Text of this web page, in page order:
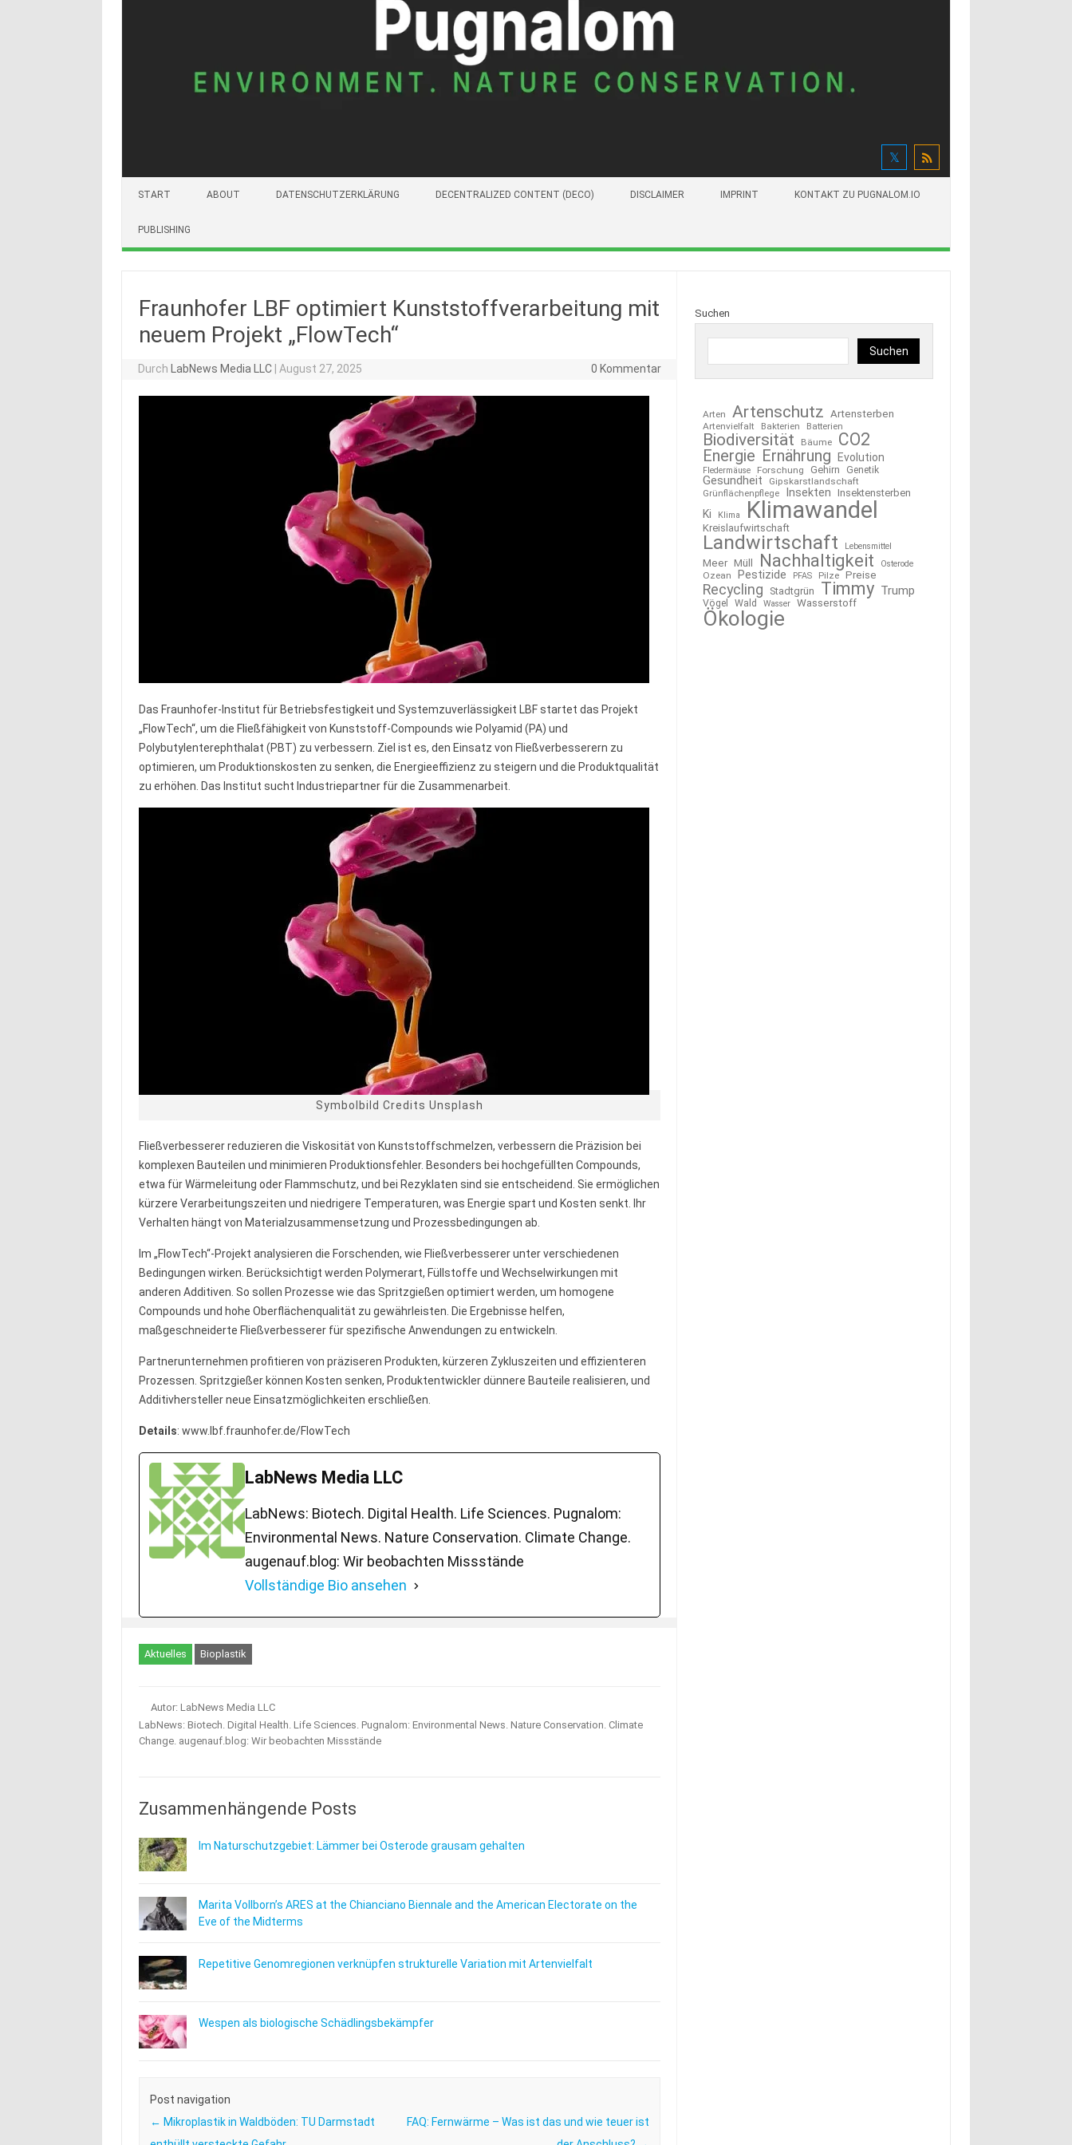
START ABOUT DATENSCHUTZERKLÄRUNG DECENTRALIZED CONTENT (DECO) DISCLAIMER IMPRINT KONTAKT ZU PUGNALOM.IO
PUBLISHING
Fraunhofer LBF optimiert Kunststoffverarbeitung mit
neuem Projekt „FlowTech“
Durch LabNews Media LLC August 27, 2025 0 Kommentar
Das Fraunhofer-Institut für Betriebsfestigkeit und Systemzuverlässigkeit LBF startet das Projekt
„FlowTech“, um die Fließfähigkeit von Kunststoff-Compounds wie Polyamid (PA) und
Polybutylenterephthalat (PBT) zu verbessern. Ziel ist es, den Einsatz von Fließverbesserern zu
optimieren, um Produktionskosten zu senken, die Energieeffizienz zu steigern und die Produktqualität
zu erhöhen. Das Institut sucht Industriepartner für die Zusammenarbeit.
Symbolbild Credits Unsplash
Fließverbesserer reduzieren die Viskosität von Kunststoffschmelzen, verbessern die Präzision bei
komplexen Bauteilen und minimieren Produktionsfehler. Besonders bei hochgefüllten Compounds,
etwa für Wärmeleitung oder Flammschutz, und bei Rezyklaten sind sie entscheidend. Sie ermöglichen
kürzere Verarbeitungszeiten und niedrigere Temperaturen, was Energie spart und Kosten senkt. Ihr
Verhalten hängt von Materialzusammensetzung und Prozessbedingungen ab.
Im „FlowTech“-Projekt analysieren die Forschenden, wie Fließverbesserer unter verschiedenen
Bedingungen wirken. Berücksichtigt werden Polymerart, Füllstoffe und Wechselwirkungen mit
anderen Additiven. So sollen Prozesse wie das Spritzgießen optimiert werden, um homogene
Compounds und hohe Oberflächenqualität zu gewährleisten. Die Ergebnisse helfen,
maßgeschneiderte Fließverbesserer für spezifische Anwendungen zu entwickeln.
Partnerunternehmen profitieren von präziseren Produkten, kürzeren Zykluszeiten und effizienteren
Prozessen. Spritzgießer können Kosten senken, Produktentwickler dünnere Bauteile realisieren, und
Additivhersteller neue Einsatzmöglichkeiten erschließen.
Details: www.lbf.fraunhofer.de/FlowTech
LabNews Media LLC
LabNews: Biotech. Digital Health. Life Sciences. Pugnalom:
Environmental News. Nature Conservation. Climate Change.
augenauf.blog: Wir beobachten Missstände
Vollständige Bio ansehen
Aktuelles Bioplastik
Autor: LabNews Media LLC
LabNews: Biotech. Digital Health. Life Sciences. Pugnalom: Environmental News. Nature Conservation. Climate
Change. augenauf.blog: Wir beobachten Missstände
Zusammenhängende Posts
Im Naturschutzgebiet: Lämmer bei Osterode grausam gehalten
Marita Vollborn’s ARES at the Chianciano Biennale and the American Electorate on the
Eve of the Midterms
Repetitive Genomregionen verknüpfen strukturelle Variation mit Artenvielfalt
Wespen als biologische Schädlingsbekämpfer
Post navigation
← Mikroplastik in Waldböden: TU Darmstadt
FAQ: Fernwärme – Was ist das und wie teuer ist
Suchen
Suchen
Arten Artenschutz Artensterben
Artenvielfalt Bakterien Batterien
Biodiversität Bäume CO2
Energie Ernährung Evolution
Fledermäuse Forschung Gehirn Genetik
Gesundheit Gipskarstlandschaft
Grünflächenpflege Insekten Insektensterben
Ki Klima Klimawandel
Kreislaufwirtschaft
Landwirtschaft Lebensmittel
Meer Müll Nachhaltigkeit Osterode
Ozean Pestizide PFAS Pilze Preise
Recycling Stadtgrün Timmy Trump
Vögel Wald Wasser Wasserstoff
Ökologie